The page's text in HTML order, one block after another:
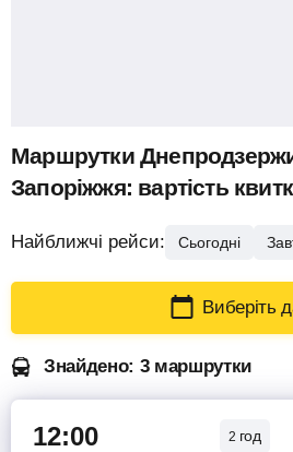
Маршрутки
Запоріжжя: вартість
Найближчі рейси: Сьогодні
Виберіть
Знайдено: 3 маршрутки
12:00 2 год